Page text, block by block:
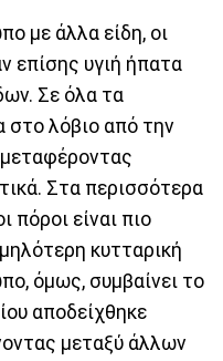
με άλλα είδη, οι
επίσης υγιή ήπατα
Σε όλα τα
στο λόβιο από την
Στα περισσότερα
πόροι είναι πιο
κυτταρική
όμως, συμβαίνει το
αποδείχθηκε
μεταξύ άλλων